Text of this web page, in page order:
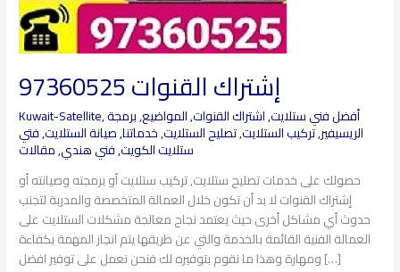
إشتراك القنوات 97360525
Kuwait-Satellite, أفضل فني ستلايت,اشتراك القنوات,المواضيع,برمجة
الريسيفير,تركيب الستلايت,تصليح الستلايت,خدماتنا,صيانة الستلايت,فتي
ستلايت الكويت,فني هندي,مقالات
حصولك على خدمات تصليح ستلايت, تركيب ستلايت أو برمجته وصيانته أو
إشتراك القنوات لا بد أن تكون خلال العمالة المتخصصة والمدربة لتجنب
حدوث أي مشاكل أخرى حيث يعتمد نجاح معالجة مشكلات الستلايت على
العمالة الفنية القائمة بالخدمة والتي عن طريقها يتم انجاز المهمة بكفاءة
ومهارة وهذا ما نقوم بتوفيره لك فنحن نعمل على توفير افضل […]